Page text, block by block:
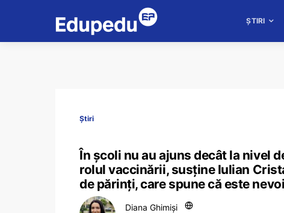
ȘTIRI
Știri
În școli nu au ajuns decât la nivel
rolul vaccinării, susține Iulian
de părinți, care spune că este
Diana Ghimiși